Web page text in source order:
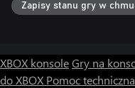
Zapisy stanu gry w
XBOX konsoleGry na
do XBOX Pomoc